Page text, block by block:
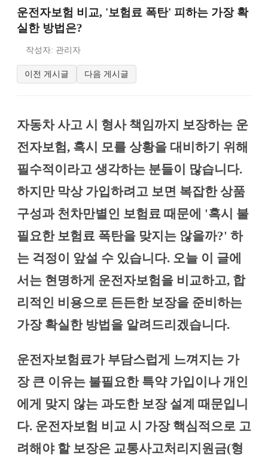
운전자보험 비교, '보험료 폭탄' 피하는 가장 확
실한 방법은?
작성자: 관리자
이전 게시글 다음 게시글
자동차 사고 시 형사 책임까지 보장하는 운
전자보험, 혹시 모를 상황을 대비하기 위해
필수적이라고 생각하는 분들이 많습니다.
하지만 막상 가입하려고 보면 복잡한 상품
구성과 천차만별인 보험료 때문에 '혹시 불
필요한 보험료 폭탄을 맞지는 않을까?' 하
는 걱정이 앞설 수 있습니다. 오늘 이 글에
서는 현명하게 운전자보험을 비교하고, 합
리적인 비용으로 든든한 보장을 준비하는
가장 확실한 방법을 알려드리겠습니다.
운전자보험료가 부담스럽게 느껴지는 가
장 큰 이유는 불필요한 특약 가입이나 개인
에게 맞지 않는 과도한 보장 설계 때문입니
다. 운전자보험 비교 시 가장 핵심적으로 고
려해야 할 보장은 교통사고처리지원금(형